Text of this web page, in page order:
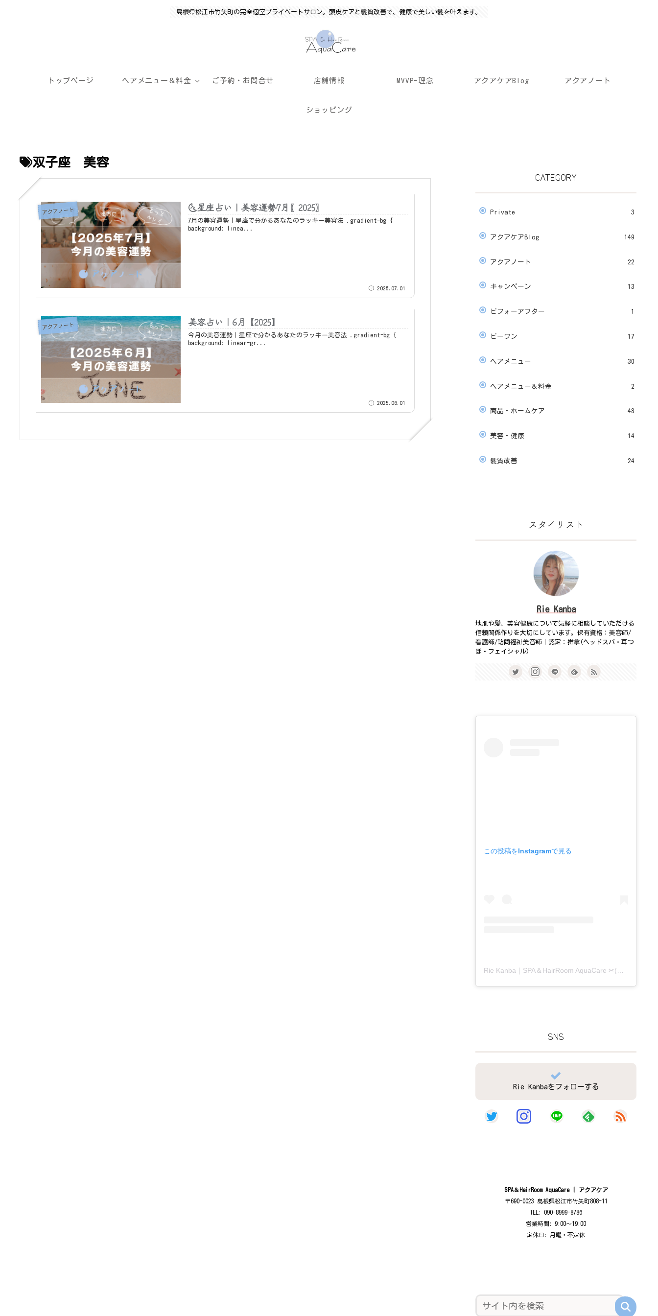
島根県松江市竹矢町の完全個室プライベートサロン。頭皮ケアと髪質改善で、健康で美しい髪を叶えます。
トップページ ヘアメニュー＆料金 ご予約・お問合せ 店舗情報 MVVP-理念 アクアケアBlog アクアノート
ショッピング
双子座 美容
アクアノート 🌜星座占い｜美容運勢7月〖2025〗
7月の美容運勢｜星座で分かるあなたのラッキー美容法 .gradient-bg {
background: linea...
2025.07.01
アクアノート 美容占い｜6月【2025】
今月の美容運勢｜星座で分かるあなたのラッキー美容法 .gradient-bg {
background: linear-gr...
2025.06.01
CATEGORY
Private 3
アクアケアBlog 149
アクアノート 22
キャンペーン 13
ビフォーアフター 1
ビーワン 17
ヘアメニュー 30
ヘアメニュー＆料金 2
商品・ホームケア 48
美容・健康 14
髪質改善 24
スタイリスト
Rie Kanba
地肌や髪、美容健康について気軽に相談していただける
信頼関係作りを大切にしています。保有資格：美容師/
看護師/訪問福祉美容師｜認定：推拿(ヘッドスパ・耳つ
ぼ・フェイシャル)
この投稿をInstagramで見る
SNS
Rie Kanbaをフォローする
SPA＆HairRoom AquaCare | アクアケア
〒690-0023 島根県松江市竹矢町808-11
TEL: 090-8999-8786
営業時間: 9:00〜19:00
定休日: 月曜・不定休